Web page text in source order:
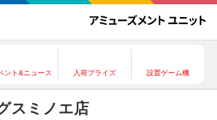
ント&ニュース 入荷プライズ 設置ゲーム機
スミノエ店